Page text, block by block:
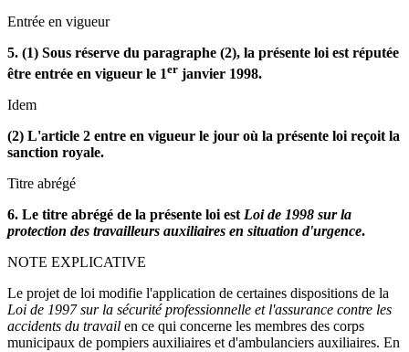
Entrée en vigueur
5. (1) Sous réserve du paragraphe (2), la présente loi est réputée
être entrée en vigueur le 1er janvier 1998.
Idem
(2) L'article 2 entre en vigueur le jour où la présente loi reçoit la
sanction royale.
Titre abrégé
6. Le titre abrégé de la présente loi est Loi de 1998 sur la
protection des travailleurs auxiliaires en situation d'urgence.
NOTE EXPLICATIVE
Le projet de loi modifie l'application de certaines dispositions de la
Loi de 1997 sur la sécurité professionnelle et l'assurance contre les
accidents du travail en ce qui concerne les membres des corps
municipaux de pompiers auxiliaires et d'ambulanciers auxiliaires. En